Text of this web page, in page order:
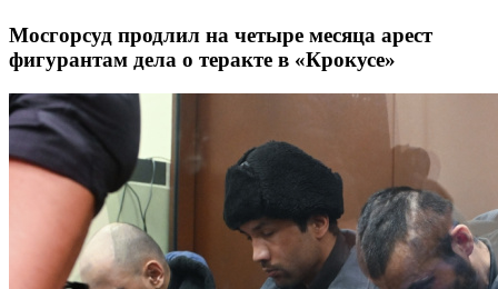
Мосгорсуд продлил на четыре месяца арест
фигурантам дела о теракте в «Крокусе»